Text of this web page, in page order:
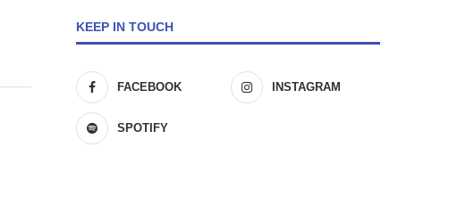
KEEP IN TOUCH
FACEBOOK INSTAGRAM
SPOTIFY